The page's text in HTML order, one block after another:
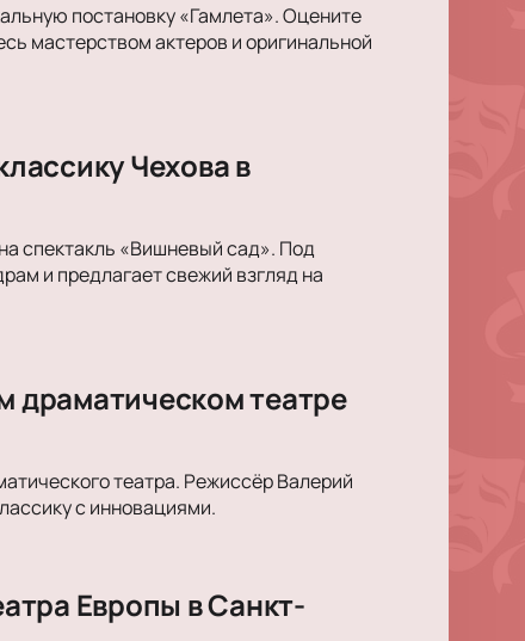
постановку «Гамлета». Оцените
мастерством актеров и оригинальной
Чехова в
спектакль «Вишневый сад». Под
и предлагает свежий взгляд на
драматическом театре
театра. Режиссёр Валерий
с инновациями.
Европы в Санкт-